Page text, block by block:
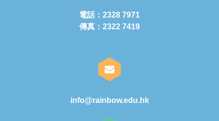
電話：2328 7971
傳真：2322 7419
info@rainbow.edu.hk